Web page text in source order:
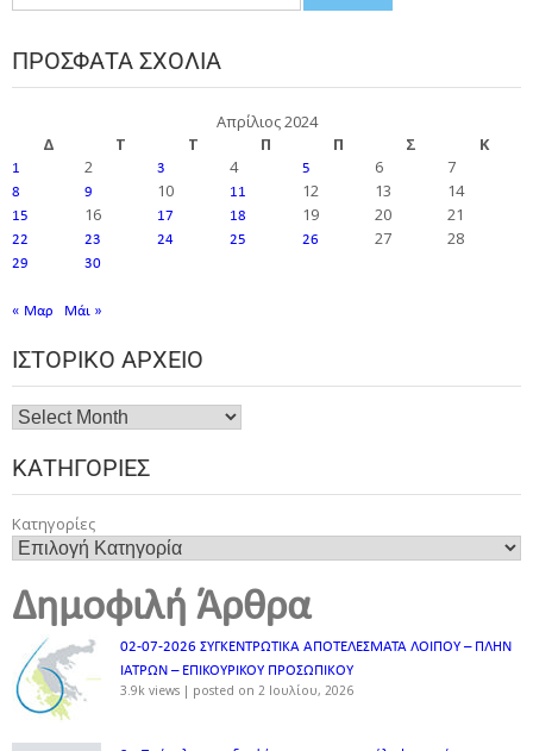
ΠΡΌΣΦΑΤΑ ΣΧΌΛΙΑ
Απρίλιος 2024
Δ
Τ Τ Π Π Σ Κ
1 2 3 4 5 6 7
8 9 10 11 12 13 14
15 16 17 18 19 20 21
22 23 24 25 26 27 28
29 30
« Μαρ Μάι »
ΙΣΤΟΡΙΚΌ ΑΡΧΕΊΟ
ΚΑΤΗΓΟΡΊΕΣ
Κατηγορίες
Δημοφιλή Άρθρα
02-07-2026 ΣΥΓΚΕΝΤΡΩΤΙΚΑ ΑΠΟΤΕΛΕΣΜΑΤΑ ΛΟΙΠΟΥ – ΠΛΗΝ
ΙΑΤΡΩΝ – ΕΠΙΚΟΥΡΙΚΟΥ ΠΡΟΣΩΠΙΚOY
3.9k views | posted on 2 Ιουλίου, 2026